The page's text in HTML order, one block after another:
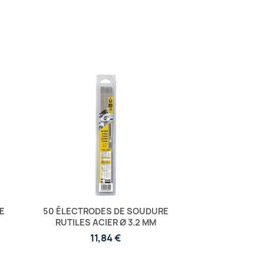
50 ÉLECTRODES DE SOUDURE
RUTILES ACIER Ø 3.2 MM
11,84 €